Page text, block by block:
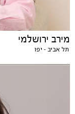
מירב ירושלמי
תל אביב - יפו